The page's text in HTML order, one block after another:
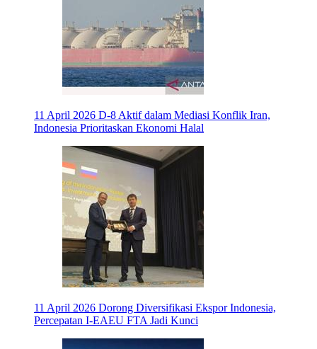
11 April 2026 D-8 Aktif dalam Mediasi Konflik Iran,
Indonesia Prioritaskan Ekonomi Halal
11 April 2026 Dorong Diversifikasi Ekspor Indonesia,
Percepatan I-EAEU FTA Jadi Kunci